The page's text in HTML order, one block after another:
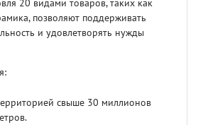
20 видами товаров, таких как
позволяют поддерживать
и удовлетворять нужды
свыше 30 миллионов